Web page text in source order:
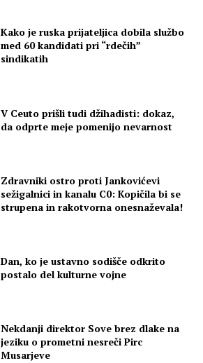
Kako je ruska prijateljica dobila službo
med 60 kandidati pri “rdečih”
sindikatih
V Ceuto prišli tudi džihadisti: dokaz,
da odprte meje pomenijo nevarnost
Zdravniki ostro proti Jankovićevi
sežigalnici in kanalu C0: Kopičila bi se
strupena in rakotvorna onesnaževala!
Dan, ko je ustavno sodišče odkrito
postalo del kulturne vojne
Nekdanji direktor Sove brez dlake na
jeziku o prometni nesreči Pirc
Musarjeve